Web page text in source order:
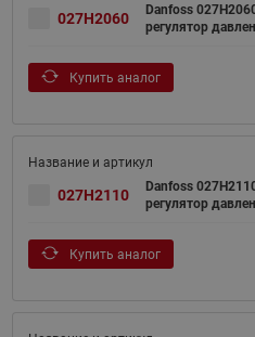
027H2060
Danfoss
регулятор
Купить аналог
027H2110
Danfoss
регулятор
Купить аналог